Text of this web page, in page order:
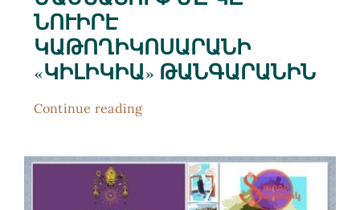
ՆՈՒԻՐԷ
ԿԱԹՈՂԻԿՈՍԱՐԱՆԻ
«ԿԻԼԻԿԻԱ» ԹԱՆԳԱՐԱՆԻՆ
Continue reading